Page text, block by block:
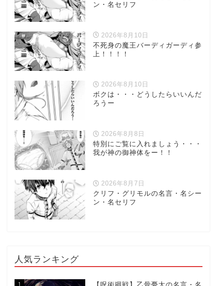
ン・名セリフ
2026年8月10日
不死身の魔王バーディガーディ参
上！！！！
2026年8月10日
ボクは・・・どうしたらいいんだ
ろうー
2026年8月8日
特別にご覧に入れましょう・・・
我が神の御神体をー！！
2026年8月7日
クリフ・グリモルの名言・名シー
ン・名セリフ
人気ランキング
1